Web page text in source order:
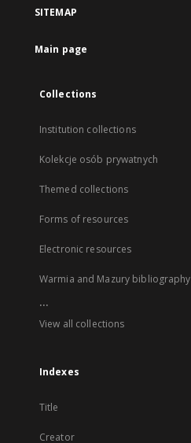
SITEMAP
Main page
Collections
Institution collections
Kolekcje osób prywatnych
Themed collections
Forms of resources
Electronic resources
Warmia and Mazury bibliography
...
View all collections
Indexes
Title
Creator